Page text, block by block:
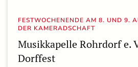
FESTWOCHENENDE AM 8. UND 9.
DER KAMERADSCHAFT
Musikkapelle Rohrdorf e.
Dorffest